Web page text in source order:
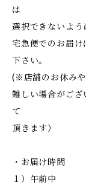
は
選択できないよ
宅急便でのお届
下さい。
(※店舗のお休み
難しい場合がご
て
頂きます）
・お届け時間
１）午前中